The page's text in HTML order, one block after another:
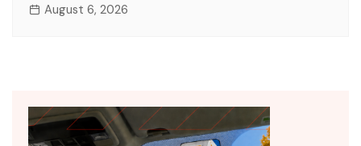
August 6, 2026